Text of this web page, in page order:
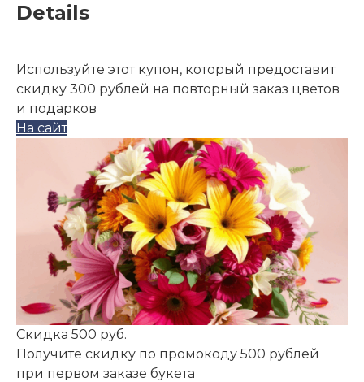
Details
Используйте этот купон, который предоставит
скидку 300 рублей на повторный заказ цветов
и подарков
На сайт
Скидка 500 руб.
Получите скидку по промокоду 500 рублей
при первом заказе букета